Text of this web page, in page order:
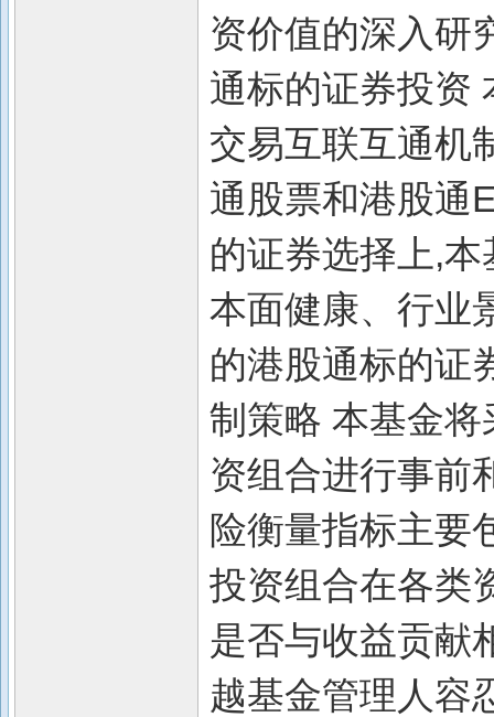
资价值的深入研
通标的证券投资
交易互联互通机
通股票和港股通
的证券选择上,
本面健康、行业
的港股通标的证
制策略 本基金
资组合进行事前
险衡量指标主要
投资组合在各类
是否与收益贡献
越基金管理人容